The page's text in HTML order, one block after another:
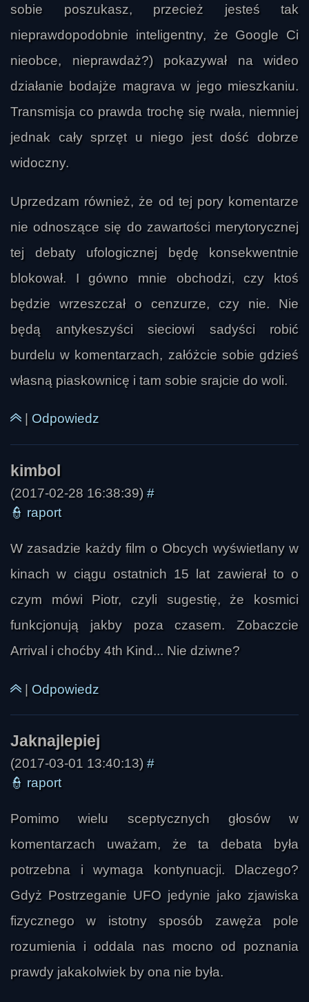
sobie poszukasz, przecież jesteś tak
nieprawdopodobnie inteligentny, że Google Ci
nieobce, nieprawdaż?) pokazywał na wideo
działanie bodajże magrava w jego mieszkaniu.
Transmisja co prawda trochę się rwała, niemniej
jednak cały sprzęt u niego jest dość dobrze
widoczny.
Uprzedzam również, że od tej pory komentarze
nie odnoszące się do zawartości merytorycznej
tej debaty ufologicznej będę konsekwentnie
blokował. I gówno mnie obchodzi, czy ktoś
będzie wrzeszczał o cenzurze, czy nie. Nie
będą antykeszyści sieciowi sadyści robić
burdelu w komentarzach, załóżcie sobie gdzieś
własną piaskownicę i tam sobie srajcie do woli.
Odpowiedz
(2017-02-28 16:38:39) #
👮 raport
W zasadzie każdy film o Obcych wyświetlany w
kinach w ciągu ostatnich 15 lat zawierał to o
czym mówi Piotr, czyli sugestię, że kosmici
funkcjonują jakby poza czasem. Zobaczcie
Arrival i choćby 4th Kind... Nie dziwne?
| Odpowiedz
(2017-03-01 13:40:13) #
👮 raport
Pomimo wielu sceptycznych głosów w
komentarzach uważam, że ta debata była
potrzebna i wymaga kontynuacji. Dlaczego?
Gdyż Postrzeganie UFO jedynie jako zjawiska
fizycznego w istotny sposób zawęża pole
rozumienia i oddala nas mocno od poznania
prawdy jakakolwiek by ona nie była.
jaknajlepiej_ma_rację
szyderca